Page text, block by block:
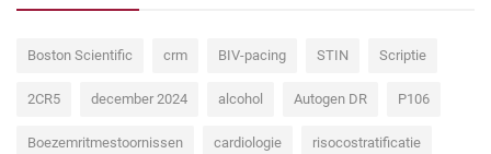
Boston Scientific crm BIV-pacing STIN Scriptie
2CR5 december 2024 alcohol Autogen DR P106
Boezemritmestoornissen cardiologie risocostratificatie